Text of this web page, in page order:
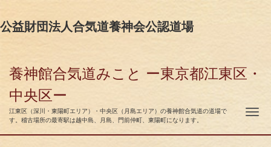
公益財団法人合気道養神会公認道場
養神館合気道みこと ー東京都江東区・
中央区ー
江東区（深川・東陽町エリア）・中央区（月島エリア）の養神館合気道の道場で
す。稽古場所の最寄駅は越中島、月島、門前仲町、東陽町になります。
ナ